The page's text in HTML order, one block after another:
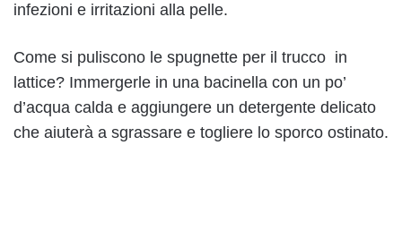
infezioni e irritazioni alla pelle.
Come si puliscono le spugnette per il trucco in
lattice? Immergerle in una bacinella con un po’
d’acqua calda e aggiungere un detergente delicato
che aiuterà a sgrassare e togliere lo sporco ostinato.